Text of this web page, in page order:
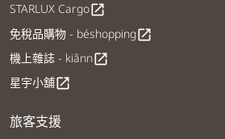
STARLUX Cargoopen_in_new
免稅品購物 - béshoppingopen_in_new
機上雜誌 - kiânnopen_in_new
星宇小舖open_in_new
旅客支援